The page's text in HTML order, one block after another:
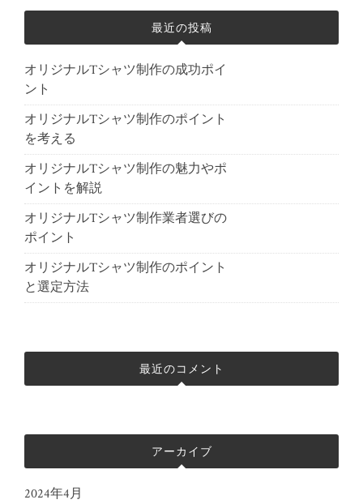
最近の投稿
オリジナルTシャツ制作の成功ポイ
ント
オリジナルTシャツ制作のポイント
を考える
オリジナルTシャツ制作の魅力やポ
イントを解説
オリジナルTシャツ制作業者選びの
ポイント
オリジナルTシャツ制作のポイント
と選定方法
最近のコメント
アーカイブ
2024年4月